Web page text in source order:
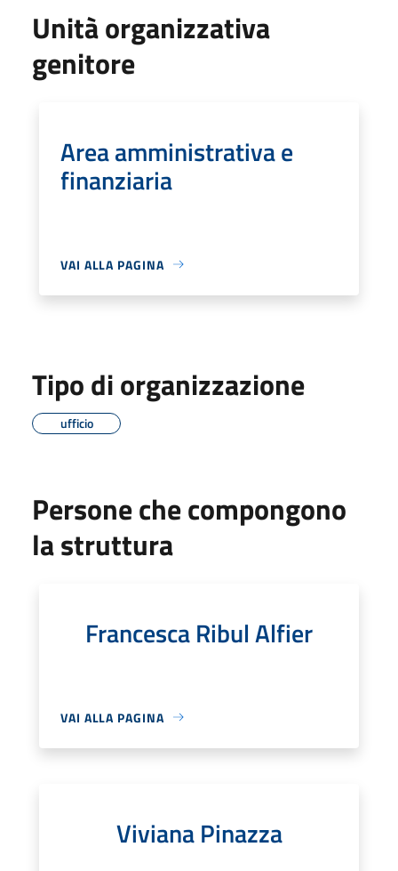
Unità organizzativa
genitore
Area amministrativa e
finanziaria
VAI ALLA PAGINA
Tipo di organizzazione
ufficio
Persone che compongono
la struttura
Francesca Ribul Alfier
VAI ALLA PAGINA
Viviana Pinazza